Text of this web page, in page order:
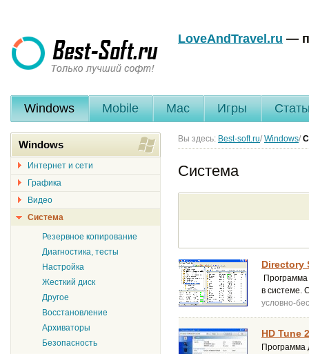
LoveAndTravel.ru —
Windows Mobile Mac Игры
Вы здесь: Best-soft.ru/ Windows/
Система
Directory
Программа
в системе.
условно-
HD Tune
Программа
Windows
Интернет и сети
Графика
Видео
Система
Резервное копирование
Диагностика, тесты
Настройка
Жесткий диск
Другое
Восстановление
Архиваторы
Безопасность